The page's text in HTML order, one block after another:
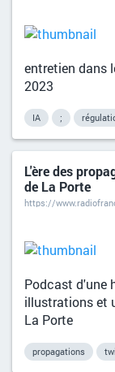
entretien dans
2023
IA ;
L'ère des
de La Porte
Podcast d'une
illustrations et
La Porte
propagations